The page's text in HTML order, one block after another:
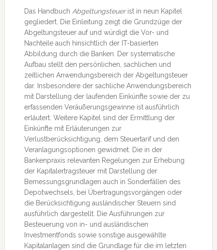
Das Handbuch Abgeltungsteuerist in neun Kapitel
gegliedert. Die Einleitung zeigt die Grundzüge der
Abgeltungsteuer auf und würdigt die Vor- und
Nachteile auch hinsichtlich der IT-basierten
Abbildung durch die Banken. Der systematische
Aufbau stellt den persönlichen, sachlichen und
zeitlichen Anwendungsbereich der Abgeltungsteuer
dar. Insbesondere der sachliche Anwendungsbereich
mit Darstellung der laufenden Einkünfte sowie der zu
erfassenden Veräußerungsgewinne ist ausführlich
erläutert. Weitere Kapitel sind der Ermittlung der
Einkünfte mit Erläuterungen zur
Verlustberücksichtigung, dem Steuertarif und den
Veranlagungsoptionen gewidmet. Die in der
Bankenpraxis relevanten Regelungen zur Erhebung
der Kapitalertragsteuer mit Darstellung der
Bemessungsgrundlagen auch in Sonderfällen des
Depotwechsels, bei Übertragungsvorgängen oder
die Berücksichtigung ausländischer Steuern sind
ausführlich dargestellt. Die Ausführungen zur
Besteuerung von in- und ausländischen
Investmentfonds sowie sonstige ausgewählte
Kapitalanlagen sind die Grundlage für die im letzten